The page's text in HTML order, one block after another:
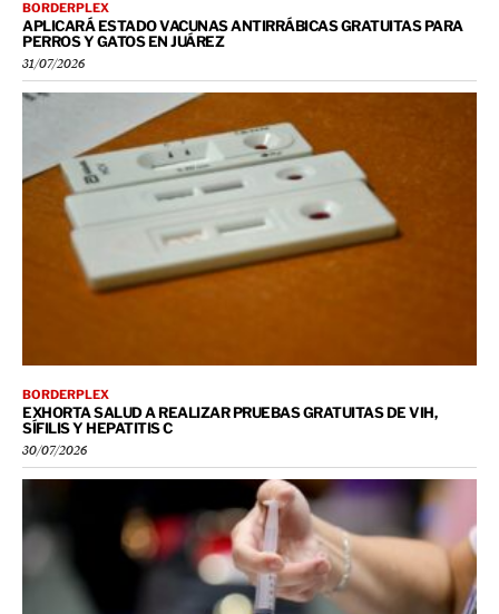
BORDERPLEX
APLICARÁ ESTADO VACUNAS ANTIRRÁBICAS GRATUITAS PARA
PERROS Y GATOS EN JUÁREZ
31/07/2026
BORDERPLEX
EXHORTA SALUD A REALIZAR PRUEBAS GRATUITAS DE VIH,
SÍFILIS Y HEPATITIS C
30/07/2026